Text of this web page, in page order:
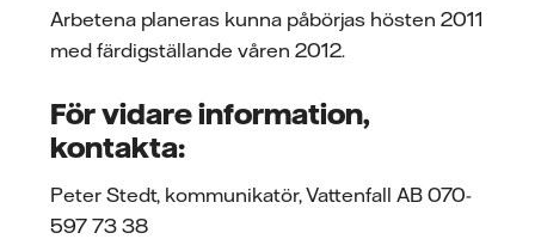
Arbetena planeras kunna påbörjas hösten 2011
med färdigställande våren 2012.
För vidare information,
kontakta:
Peter Stedt, kommunikatör, Vattenfall AB 070-
597 73 38